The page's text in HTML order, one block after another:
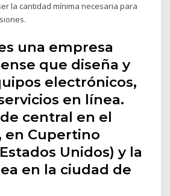
la cantidad mínima necesaria para
una empresa
que diseña y
electrónicos,
en línea.
central en el
en Cupertino
Unidos) y la
en la ciudad de